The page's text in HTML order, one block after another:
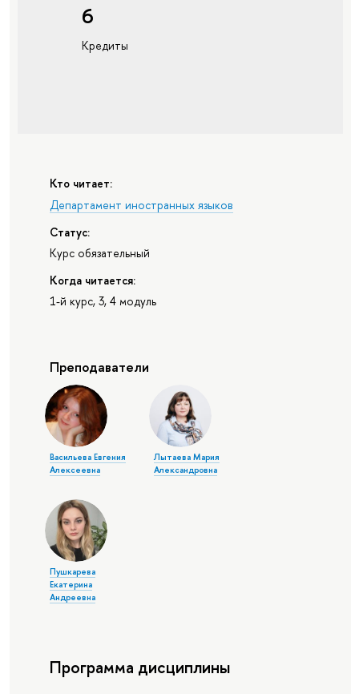
6
Кредиты
Кто читает:
Департамент иностранных языков
Статус:
Курс обязательный
Когда читается:
1-й курс, 3, 4 модуль
Преподаватели
Васильева Евгения
Алексеевна
Лытаева Мария
Александровна
Пушкарева
Екатерина
Андреевна
Программа дисциплины